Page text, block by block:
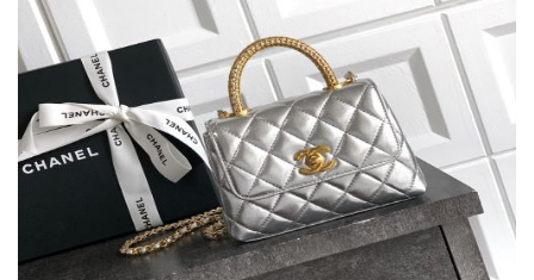
録
ー
理
ら
2026人気特集
バッグ
財布
時計
服
ズボン
衣装セット
靴
住まい用品
アクセサリー
ベルト
スカーフ
アイフォーンケ
ース
小物